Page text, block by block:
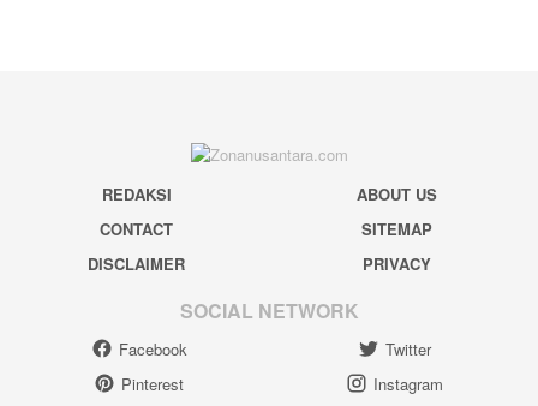
REDAKSI
ABOUT US
CONTACT
SITEMAP
DISCLAIMER
PRIVACY
SOCIAL NETWORK
Facebook
Twitter
Pinterest
Instagram